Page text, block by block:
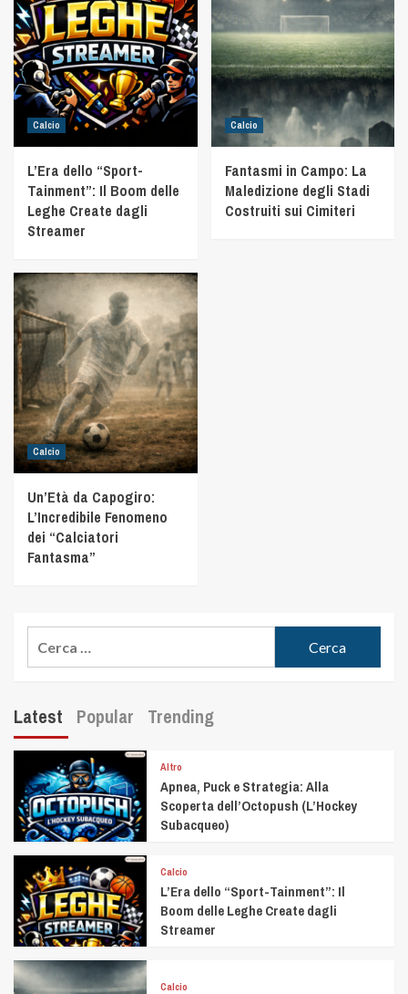
Calcio
L’Era dello “Sport-
Tainment”: Il Boom delle
Leghe Create dagli
Streamer
Calcio
Fantasmi in Campo: La
Maledizione degli Stadi
Costruiti sui Cimiteri
Calcio
Un’Età da Capogiro:
L’Incredibile Fenomeno
dei “Calciatori
Fantasma”
Latest Popular Trending
Altro
Apnea, Puck e Strategia: Alla
Scoperta dell’Octopush (L’Hockey
Subacqueo)
Calcio
L’Era dello “Sport-Tainment”: Il
Boom delle Leghe Create dagli
Streamer
Calcio